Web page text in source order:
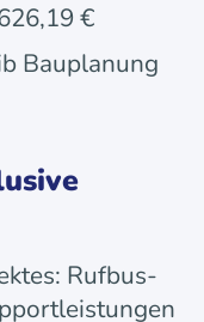
€
Bauplanung
Rufbus-